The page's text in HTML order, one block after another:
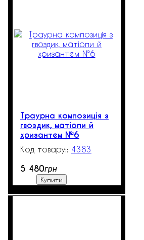
Траурна композиція з
гвоздик, матіоли й
хризантем №6
4383
5 480грн
Купити